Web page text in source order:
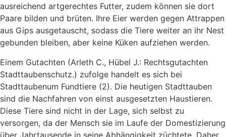
ausreichend artgerechtes Futter, zudem können sie dort
Paare bilden und brüten. Ihre Eier werden gegen Attrappen
aus Gips ausgetauscht, sodass die Tiere weiter an ihr Nest
gebunden bleiben, aber keine Küken aufziehen werden.
Einem Gutachten (Arleth C., Hübel J.: Rechtsgutachten
Stadttaubenschutz.) zufolge handelt es sich bei
Stadttaubenum Fundtiere (2). Die heutigen Stadttauben
sind die Nachfahren von einst ausgesetzten Haustieren.
Diese Tiere sind nicht in der Lage, sich selbst zu
versorgen, da der Mensch sie im Laufe der Domestizierung
über Jahrtausende in seine Abhängigkeit züchtete. Daher